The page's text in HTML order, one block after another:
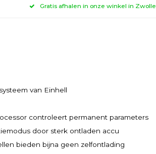
Gratis afhalen in onze winkel in Zwolle
van Einhell
controleert permanent parameters
door sterk ontladen accu
bieden bijna geen zelfontlading